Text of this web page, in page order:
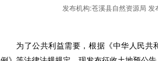
发布机构:苍溪县自然资源局 发
为了公共利益需要，根据《中华人民共